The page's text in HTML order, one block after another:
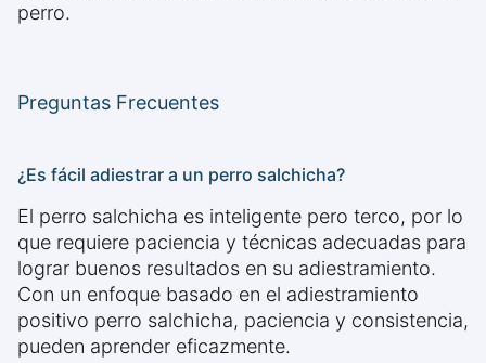
perro.
Preguntas Frecuentes
¿Es fácil adiestrar a un perro salchicha?
El perro salchicha es inteligente pero terco, por lo
que requiere paciencia y técnicas adecuadas para
lograr buenos resultados en su adiestramiento.
Con un enfoque basado en el adiestramiento
positivo perro salchicha, paciencia y consistencia,
pueden aprender eficazmente.